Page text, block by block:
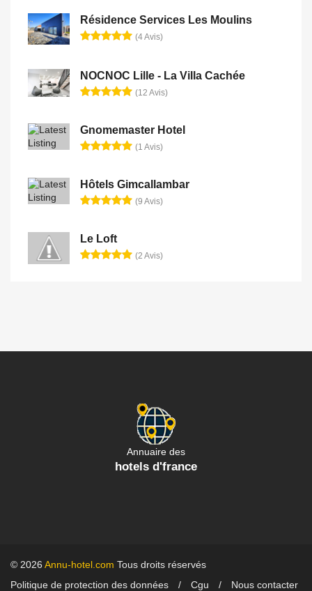
Résidence Services Les Moulins
(4 Avis)
NOCNOC Lille - La Villa Cachée
(12 Avis)
Gnomemaster Hotel
(1 Avis)
Hôtels Gimcallambar
(9 Avis)
Le Loft
(2 Avis)
Annuaire des
hotels d'france
© 2026 Annu-hotel.com Tous droits réservés
Politique de protection des données
Cgu Nous contacter